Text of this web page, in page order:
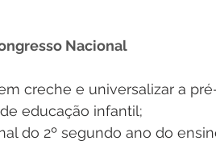
Nacional
creche e universalizar a
educação infantil;
do 2º segundo ano do